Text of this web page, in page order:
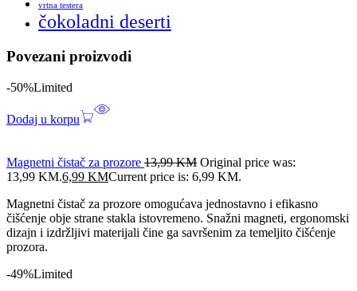
vrtna testera
čokoladni deserti
Povezani proizvodi
-50%Limited
Dodaj u korpu
Magnetni čistač za prozore 13,99KM Original price was:
13,99 KM.6,99 KMCurrent price is: 6,99 KM.
Magnetni čistač za prozore omogućava jednostavno i efikasno
čišćenje obje strane stakla istovremeno. Snažni magneti, ergonomski
dizajn i izdržljivi materijali čine ga savršenim za temeljito čišćenje
prozora.
-49%Limited